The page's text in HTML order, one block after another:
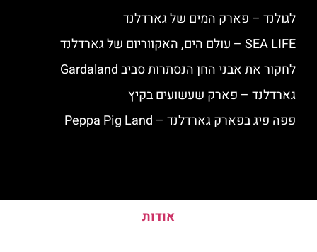
לגולנד – פארק המים של גארדלנד
SEA LIFE – עולם הים, האקווריום של גארדלנד
לחקור את אבני החן הנסתרות סביב Gardaland
גארדלנד – פארק שעשועים בקיץ
פפה פיג בפארק גארדלנד – Peppa Pig Land
אודות